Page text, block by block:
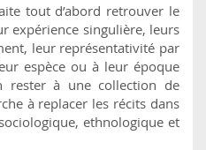
tout d’abord retrouver le
expérience singulière, leurs
leur représentativité par
espèce ou à leur époque
rester à une collection de
à replacer les récits dans
ethnologique et